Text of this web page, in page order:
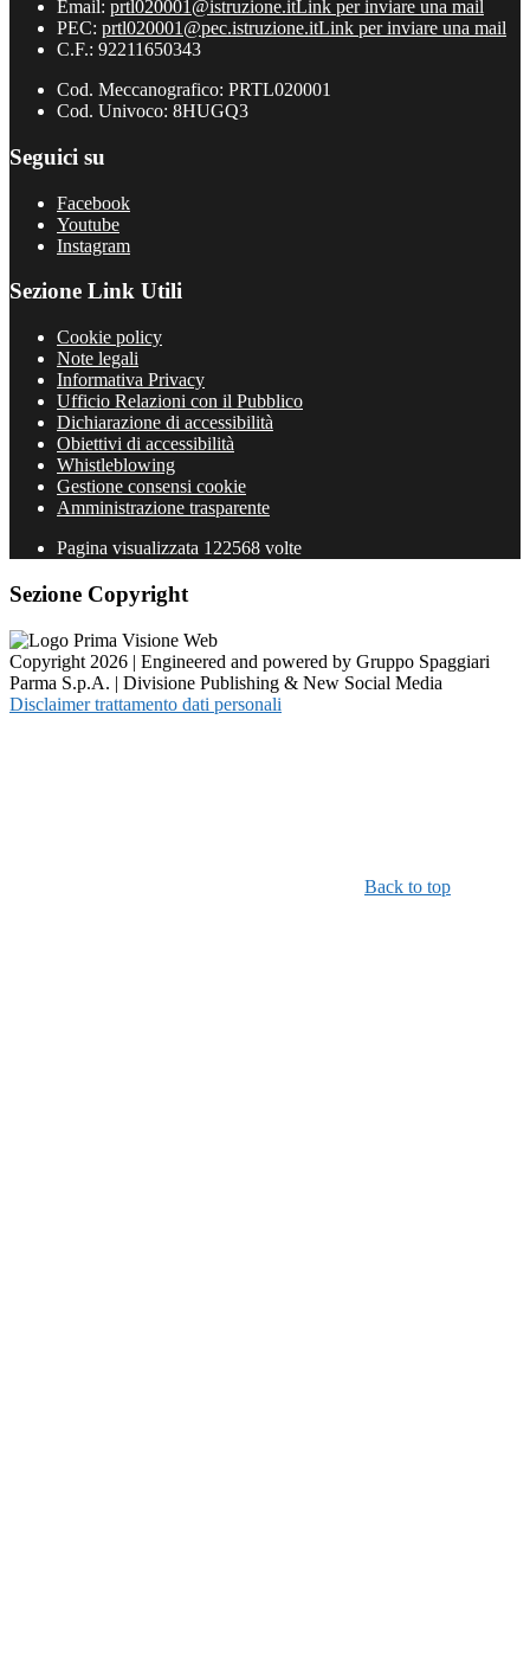
Email: prtl020001@istruzione.itLink per inviare una mail
PEC: prtl020001@pec.istruzione.itLink per inviare una mail
C.F.: 92211650343
Cod. Meccanografico: PRTL020001
Cod. Univoco: 8HUGQ3
Seguici su
Facebook
Youtube
Instagram
Sezione Link Utili
Cookie policy
Note legali
Informativa Privacy
Ufficio Relazioni con il Pubblico
Dichiarazione di accessibilità
Obiettivi di accessibilità
Whistleblowing
Gestione consensi cookie
Amministrazione trasparente
Pagina visualizzata 122568 volte
Sezione Copyright
Copyright 2026 | Engineered and powered by Gruppo Spaggiari
Parma S.p.A. | Divisione Publishing & New Social Media
Disclaimer trattamento dati personali
Back to top